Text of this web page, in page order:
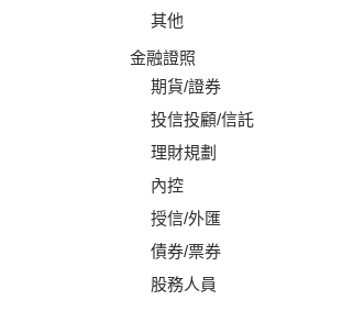
其他
金融證照
期貨/證券
投信投顧/信託
理財規劃
內控
授信/外匯
債券/票券
股務人員